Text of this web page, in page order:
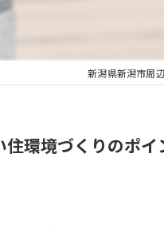
新潟県新潟市周
環境づくりのポイ